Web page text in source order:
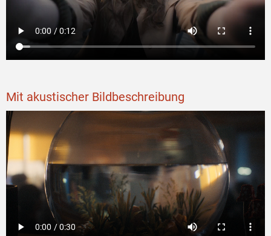
Mit akustischer Bildbeschreibung